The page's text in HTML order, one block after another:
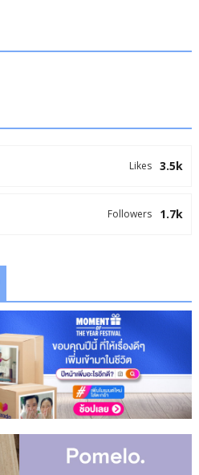
3.5k
Likes
1.7k
Followers